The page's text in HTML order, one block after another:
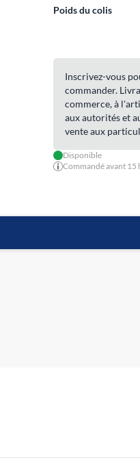
Poids du colis
Inscrivez-vous
commander.
commerce, à
aux autorités et
vente aux
Disponible
Commandé avant 15